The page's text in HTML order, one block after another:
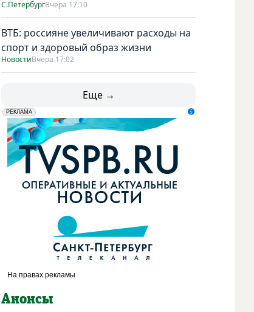
С.ПетербургВчера 17:10
ВТБ: россияне увеличивают расходы на
спорт и здоровый образ жизни
НовостиВчера 17:02
Еще →
erid: LdtCK5udn
РЕКЛАМА
АО "ГАТР", ИНН: 7841320717
Анонсы